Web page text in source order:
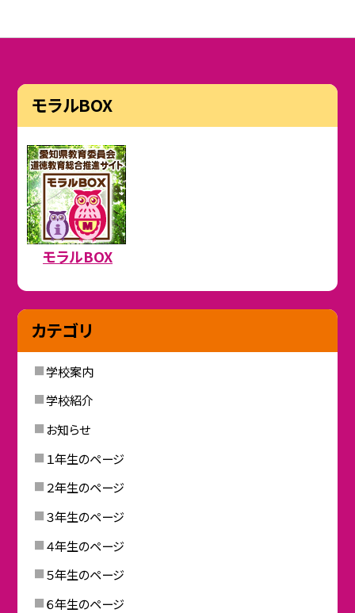
モラルBOX
モラルBOX
カテゴリ
学校案内
学校紹介
お知らせ
１年生のページ
２年生のページ
３年生のページ
４年生のページ
５年生のページ
６年生のページ